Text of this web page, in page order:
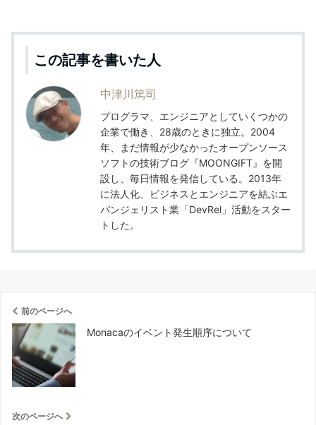
この記事を書いた人
中津川篤司
プログラマ、エンジニアとしていくつかの
企業で働き、28歳のときに独立。2004
年、まだ情報が少なかったオープンソース
ソフトの技術ブログ『MOONGIFT』を開
設し、毎日情報を発信している。2013年
に法人化、ビジネスとエンジニアを結ぶエ
バンジェリスト業「DevRel」活動をスター
トした。
前のページへ
Monacaのイベント発生順序について
次のページへ